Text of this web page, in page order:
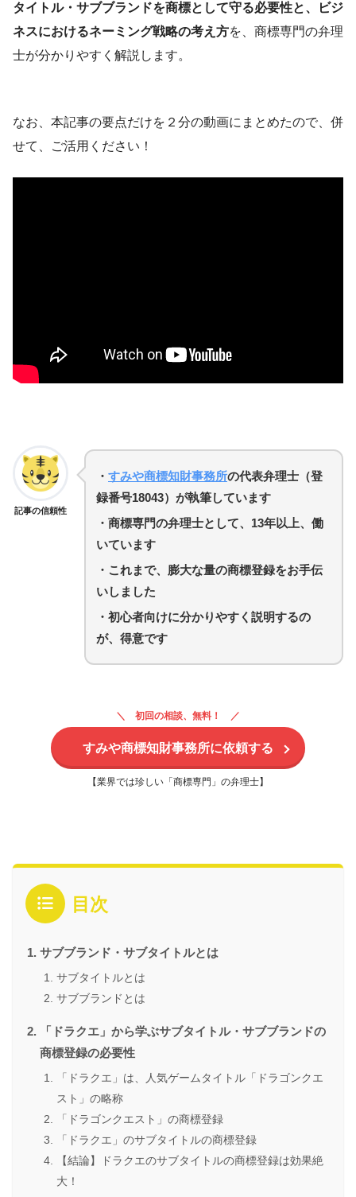
タイトル・サブブランドを商標として守る必要性と、ビジ
ネスにおけるネーミング戦略の考え方を、商標専門の弁理
士が分かりやすく解説します。
なお、本記事の要点だけを２分の動画にまとめたので、併
せて、ご活用ください！
記事の信頼性
・ すみや商標知財事務所の代表弁理士（登
録番号18043）が執筆しています
・商標専門の弁理士として、13年以上、働
いています
・ これまで、膨大な量の商標登録をお手伝
いしました
・初心者向けに分かりやすく説明するの
が、得意です
初回の相談、無料！
すみや商標知財事務所に依頼する
【業界では珍しい「商標専門」の弁理士】
目次
サブブランド・サブタイトルとは
サブタイトルとは
サブブランドとは
「ドラクエ」から学ぶサブタイトル・サブブランドの
商標登録の必要性
「ドラクエ」は、人気ゲームタイトル「ドラゴンクエ
スト」の略称
「ドラゴンクエスト」の商標登録
「ドラクエ」のサブタイトルの商標登録
【結論】ドラクエのサブタイトルの商標登録は効果絶
大！